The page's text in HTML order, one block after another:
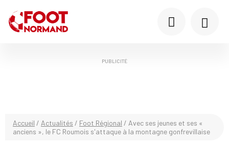
PUBLICITÉ
Accueil / Actualités / Foot Régional / Avec ses jeunes et ses «
anciens », le FC Roumois s'attaque à la montagne gonfrevillaise